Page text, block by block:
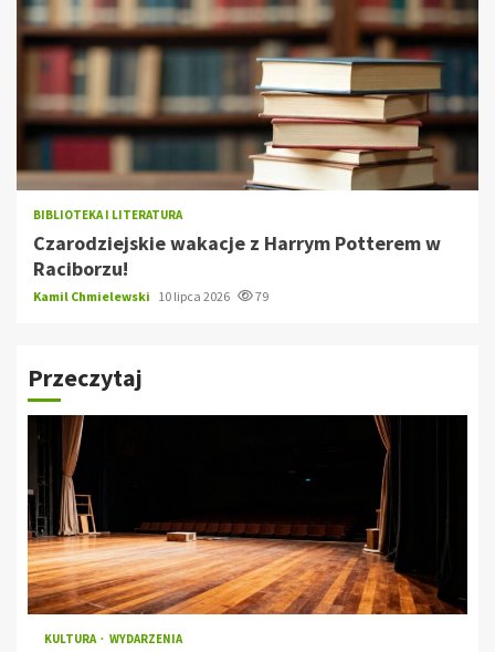
BIBLIOTEKA I LITERATURA
Czarodziejskie wakacje z Harrym Potterem w
Raciborzu!
Kamil Chmielewski 10 lipca 2026 79
Przeczytaj
KULTURA WYDARZENIA